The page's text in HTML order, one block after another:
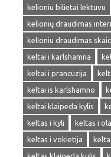
kelioniu bilietai lektuvu
kelionių draudimas
kelioniu draudimas
keltai i karlshamna
keltai i prancuzija
keltai is karlshamno
keltai klaipeda kylis
keltas i kyli
keltas i
keltas i vokietija